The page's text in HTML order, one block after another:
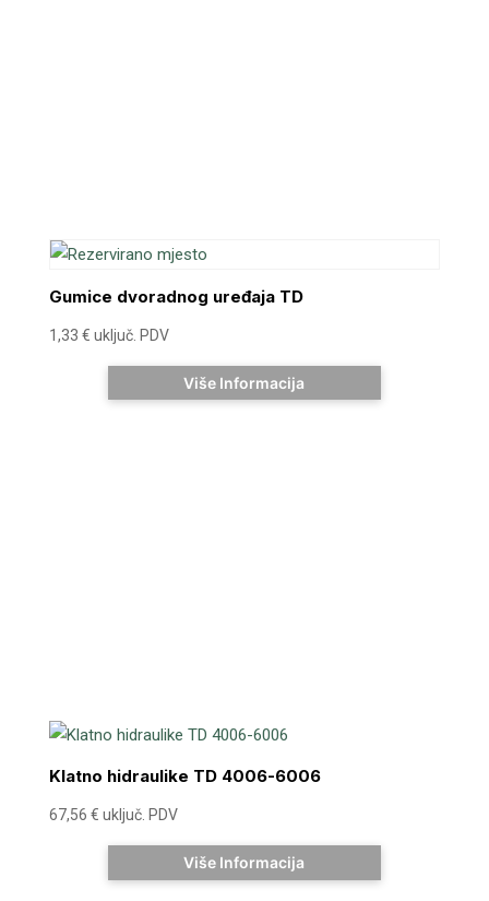
Gumice dvoradnog uređaja TD
1,33 € uključ. PDV
Više Informacija
Klatno hidraulike TD 4006-6006
67,56 € uključ. PDV
Više Informacija